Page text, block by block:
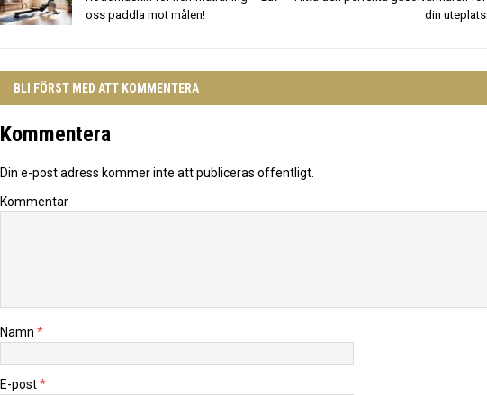
oss paddla mot målen!
din uteplats
BLI FÖRST MED ATT KOMMENTERA
Kommentera
Din e-post adress kommer inte att publiceras offentligt.
Kommentar
Namn *
E-post*